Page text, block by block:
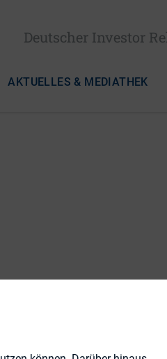
Deutscher Investor
AKTUELLES & MEDIATHEK